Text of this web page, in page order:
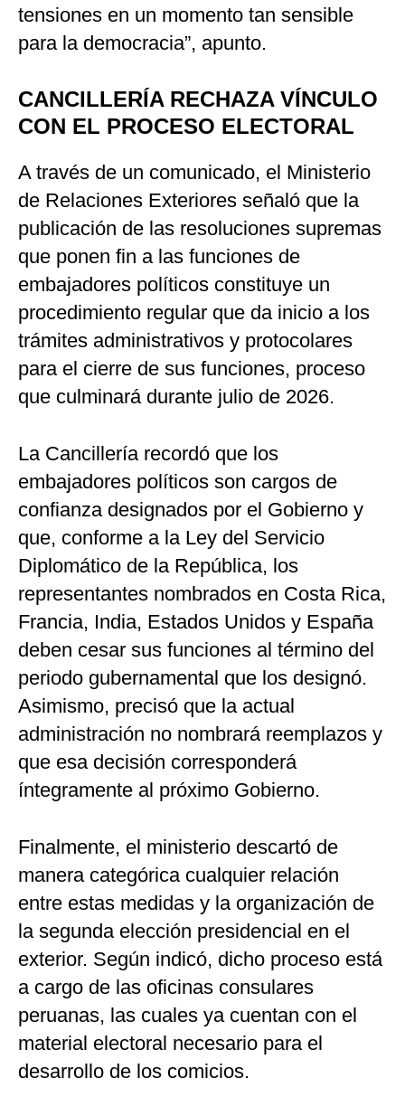
tensiones en un momento tan sensible
para la democracia”, apunto.
CANCILLERÍA RECHAZA VÍNCULO
CON EL PROCESO ELECTORAL
A través de un comunicado, el Ministerio
de Relaciones Exteriores señaló que la
publicación de las resoluciones supremas
que ponen fin a las funciones de
embajadores políticos constituye un
procedimiento regular que da inicio a los
trámites administrativos y protocolares
para el cierre de sus funciones, proceso
que culminará durante julio de 2026.
La Cancillería recordó que los
embajadores políticos son cargos de
confianza designados por el Gobierno y
que, conforme a la Ley del Servicio
Diplomático de la República, los
representantes nombrados en Costa Rica,
Francia, India, Estados Unidos y España
deben cesar sus funciones al término del
periodo gubernamental que los designó.
Asimismo, precisó que la actual
administración no nombrará reemplazos y
que esa decisión corresponderá
íntegramente al próximo Gobierno.
Finalmente, el ministerio descartó de
manera categórica cualquier relación
entre estas medidas y la organización de
la segunda elección presidencial en el
exterior. Según indicó, dicho proceso está
a cargo de las oficinas consulares
peruanas, las cuales ya cuentan con el
material electoral necesario para el
desarrollo de los comicios.